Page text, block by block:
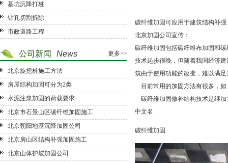
基坑沉降打桩
钻孔切割拆除
市政道路工程
公司新闻 News 更多>>
北京旋挖桩施工方法
房屋结构加固可分为2类
水泥注浆加固的荷载要求
北京市石景山区碳纤维加固施工
北京朝阳地基沉降加固公司
北京房山区结构补强加固施工
北京山体护坡加固公司
碳纤维加固可应用于建筑结构补强
北京加固公司 宣传：
碳纤维加固包括碳纤维布加固和
技术起步很晚，但随着我国经济
筑由于使用功能的改变，难以满
目前常用的加固方法有很多，如
碳纤维加固修补结构技术是继
中文名
碳纤维加固